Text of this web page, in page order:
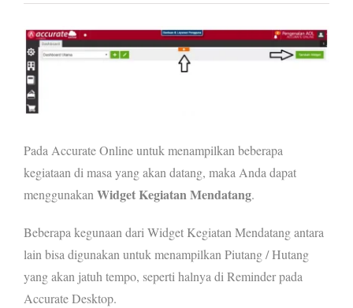
View
Larger
Image
Pada Accurate Online untuk menampilkan beberapa
kegiataan di masa yang akan datang, maka Anda dapat
menggunakanWidget Kegiatan Mendatang.
Beberapa kegunaan dari Widget Kegiatan Mendatang antara
lain bisa digunakan untuk menampilkan Piutang / Hutang
yang akan jatuh tempo, seperti halnya di Reminder pada
Accurate Desktop.